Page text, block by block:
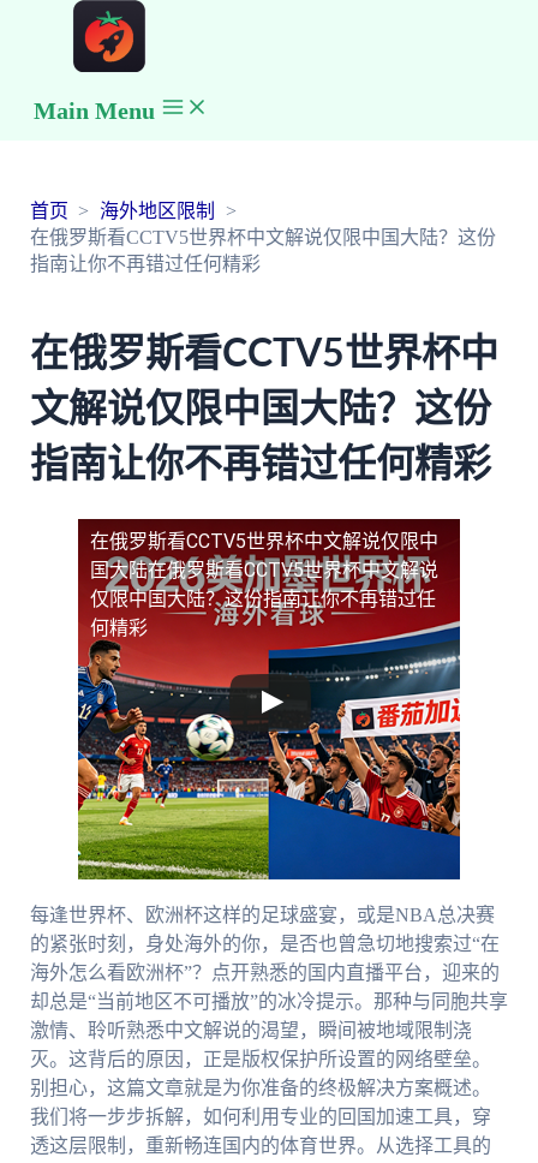
Main Menu
首页
海外地区限制
在俄罗斯看CCTV5世界杯中文解说仅限中国大陆？这份
指南让你不再错过任何精彩
在俄罗斯看CCTV5世界杯中
文解说仅限中国大陆？这份
指南让你不再错过任何精彩
在俄罗斯看CCTV5世界杯中文解说仅限中
国大陆在俄罗斯看CCTV5世界杯中文解说
仅限中国大陆？这份指南让你不再错过任
何精彩
每逢世界杯、欧洲杯这样的足球盛宴，或是NBA总决赛
的紧张时刻，身处海外的你，是否也曾急切地搜索过“在
海外怎么看欧洲杯”？点开熟悉的国内直播平台，迎来的
却总是“当前地区不可播放”的冰冷提示。那种与同胞共享
激情、聆听熟悉中文解说的渴望，瞬间被地域限制浇
灭。这背后的原因，正是版权保护所设置的网络壁垒。
别担心，这篇文章就是为你准备的终极解决方案概述。
我们将一步步拆解，如何利用专业的回国加速工具，穿
透这层限制，重新畅连国内的体育世界。从选择工具的